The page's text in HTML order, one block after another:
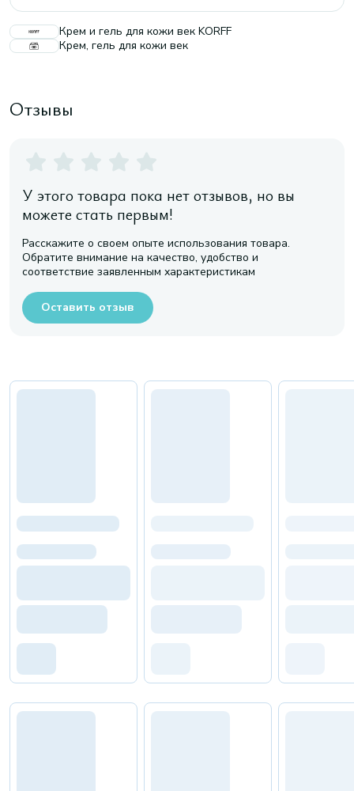
Крем и гель для кожи век KORFF
Крем, гель для кожи век
Отзывы
У этого товара пока нет отзывов, но вы
можете стать первым!
Расскажите о своем опыте использования товара.
Обратите внимание на качество, удобство и
соответствие заявленным характеристикам
Оставить отзыв